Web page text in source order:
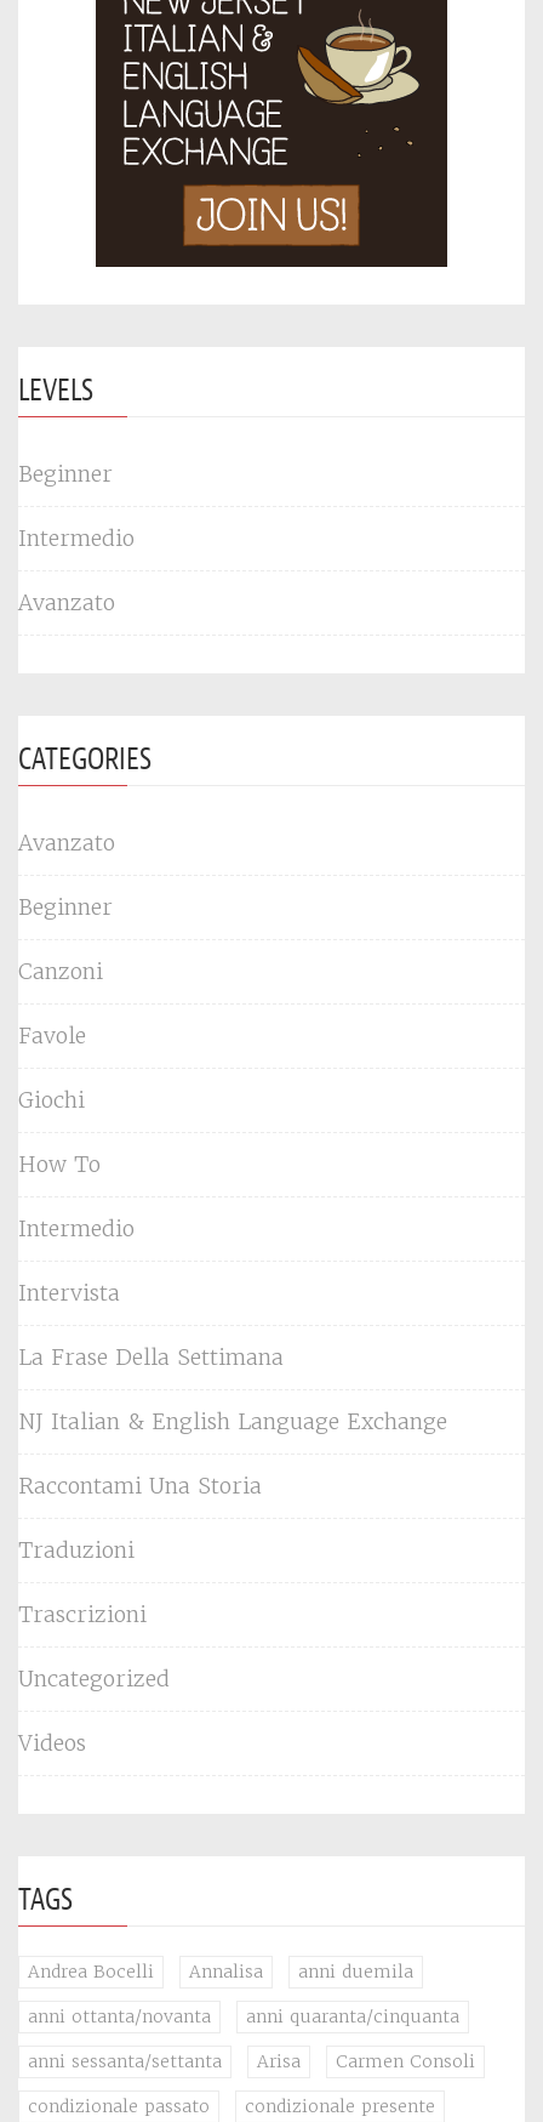
LEVELS
Beginner
Intermedio
Avanzato
CATEGORIES
Avanzato
Beginner
Canzoni
Favole
Giochi
How To
Intermedio
Intervista
La Frase Della Settimana
NJ Italian & English Language Exchange
Raccontami Una Storia
Traduzioni
Trascrizioni
Uncategorized
Videos
TAGS
Andrea Bocelli Annalisa anni duemila
anni ottanta/novanta anni quaranta/cinquanta
anni sessanta/settanta Arisa Carmen Consoli
condizionale passato condizionale presente